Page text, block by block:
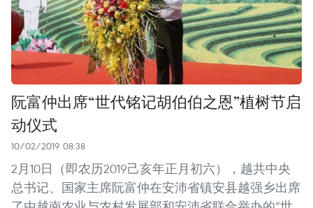
阮富仲出席“世代铭记胡伯伯之恩”植树节启
动仪式
10/02/2019 08:38
2月10日（即农历2019己亥年正月初六），越共中央
总书记、国家主席阮富仲在安沛省镇安县越强乡出席